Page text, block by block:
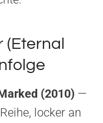
(Eternal
(2010) —
locker an